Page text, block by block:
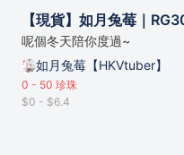
呢個冬天陪你度過~
如月兔莓【HKVtuber】
0 - 50 珍珠
$0 - $6.4